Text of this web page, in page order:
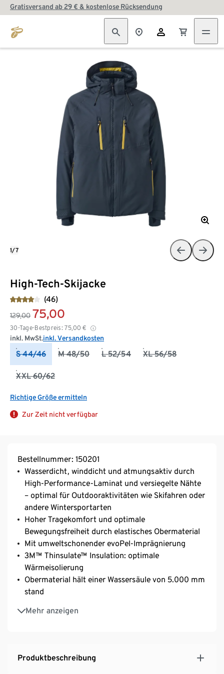
Gratisversand ab 29 € & kostenlose Rücksendung
High-Tech-Skijacke
(46)
129,00 75,00
30-Tage-Bestpreis: 75,00 €
inkl. MwSt.inkl. Versandkosten
S 44/46 M 48/50 L 52/54 XL 56/58
XXL 60/62
Richtige Größe ermitteln
Zur Zeit nicht verfügbar
1/7
Bestellnummer: 150201
Wasserdicht, winddicht und atmungsaktiv durch
High-Performance-Laminat und versiegelte Nähte
– optimal für Outdooraktivitäten wie Skifahren oder
andere Wintersportarten
Hoher Tragekomfort und optimale
Bewegungsfreiheit durch elastisches Obermaterial
Mit umweltschonender evoPel-Imprägnierung
3M™ Thinsulate™ Insulation: optimale
Wärmeisolierung
Obermaterial hält einer Wassersäule von 5.000 mm
stand
Mehr anzeigen
Trikot-Einsatz im Kragen und im mittleren Rücken
Abnehmbare, weiten- und höhenverstellbare
Weitenregulierung
2 Eingrifftaschen mit Trikotfutter und versiegeltem
Produktbeschreibung